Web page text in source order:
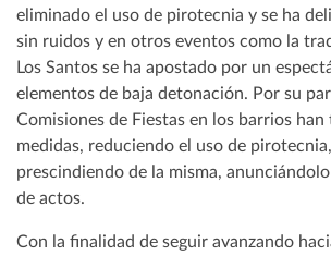
eliminado el uso de pirotecnia y se ha
sin ruidos y en otros eventos como la
Los Santos se ha apostado por un
elementos de baja detonación. Por su
Comisiones de Fiestas en los barrios
medidas, reduciendo el uso de
prescindiendo de la misma,
de actos.
Con la finalidad de seguir avanzando